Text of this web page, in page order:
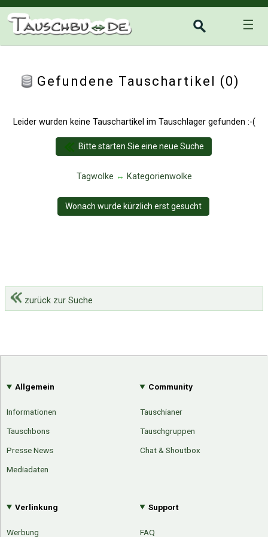
☰
Gefundene Tauschartikel (0)
Leider wurden keine Tauschartikel im Tauschlager gefunden :-(
Bitte starten Sie eine neue Suche
Tagwolke ↔ Kategorienwolke
Wonach wurde kürzlich erst gesucht
zurück zur Suche
Allgemein
Informationen
Tauschbons
Presse News
Mediadaten
Community
Tauschianer
Tauschgruppen
Chat & Shoutbox
Verlinkung
Werbung
Support
FAQ